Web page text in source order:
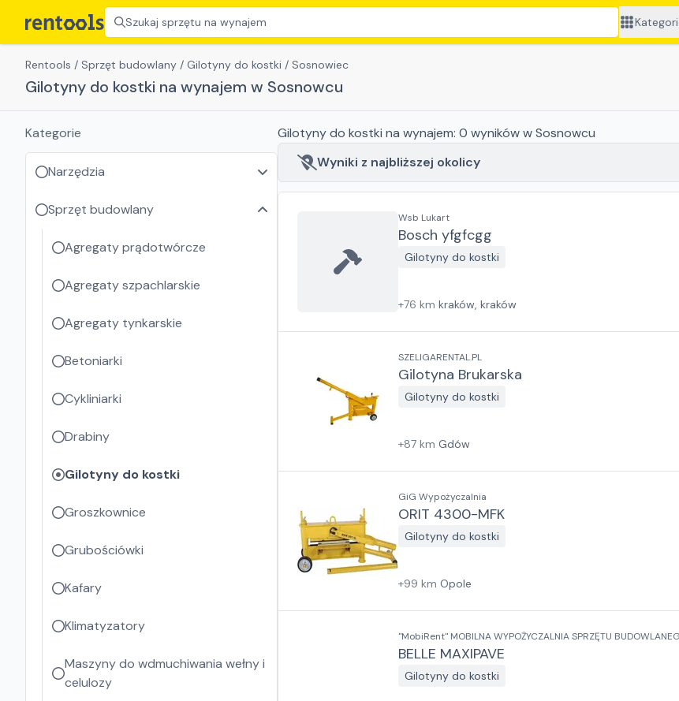
Szukaj sprzętu na wynajem
Rentools / Sprzęt budowlany / Gilotyny do kostki / Sosnowiec
Gilotyny do kostki na wynajem w Sosnowcu
Gilotyny do kostki na wynajem: 0 wynikóww Sosnowcu
Wyniki z najbliższej okolicy
Wsb Lukart
Bosch yfgfcgg
Gilotyny do kostki
+76 km kraków, kraków
SZELIGARENTAL.PL
Gilotyna Brukarska
Gilotyny do kostki
+87 km Gdów
GiG Wypożyczalnia
ORIT 4300-MFK
Gilotyny do kostki
+99 km Opole
"MobiRent" MOBILNA WYPOŻYCZALNIA SPRZĘTU
BELLE MAXIPAVE
Gilotyny do kostki
Kategorie
Narzędzia
Sprzęt budowlany
Agregaty prądotwórcze
Agregaty szpachlarskie
Agregaty tynkarskie
Betoniarki
Cykliniarki
Drabiny
Gilotyny do kostki
Groszkownice
Grubościówki
Kafary
Klimatyzatory
Maszyny do wdmuchiwania wełny i
celulozy